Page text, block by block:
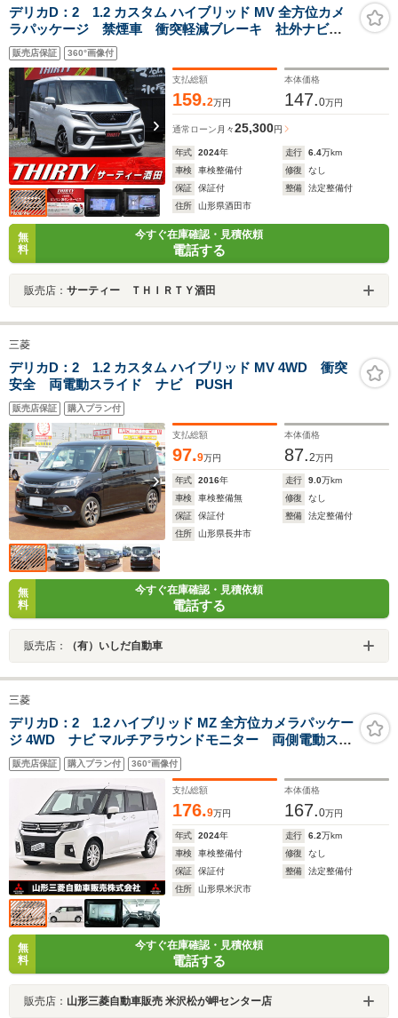
デリカD：2 1.2 カスタム ハイブリッド MV 全方位カメ
ラパッケージ 禁煙車 衝突軽減ブレーキ 社外ナビ
バックカメラ 全方位カメラ 両側パワースライドド
ア シートヒータ― ETC ヘッドアップディスプレ
イ LEDライト Bluetooth レーダークルーズ スマー
トキー
販売店保証 360°画像付
支払総額
159.2万円
本体価格
147.0万円
通常ローン 月々25,300円
年式 2024年 走行 6.4万km
車検
車検整備付 修復
なし
保証
保証付 整備
法定整備付
住所
山形県酒田市
無
料
今すぐ在庫確認・見積依頼
電話する
販売店： サーティー ＴＨＩＲＴＹ酒田
三菱
デリカD：2 1.2 カスタム ハイブリッド MV 4WD 衝突
安全 両電動スライド ナビ PUSH
販売店保証 購入プラン付
支払総額
97.9万円
本体価格
87.2万円
年式 2016年 走行 9.0万km
車検
車検整備無 修復
なし
保証
保証付 整備
法定整備付
住所
山形県長井市
無
料
今すぐ在庫確認・見積依頼
電話する
販売店： （有）いしだ自動車
三菱
デリカD：2 1.2 ハイブリッド MZ 全方位カメラパッケー
ジ 4WD ナビ マルチアラウンドモニター 両側電動スラ
イドドア 前席ウォークスルー 横滑り防止装置 シートヒー
ター ドライブレコーダー ETC
販売店保証 購入プラン付 360°画像付
支払総額
176.9万円
本体価格
167.0万円
年式 2024年 走行 6.2万km
車検
車検整備付 修復
なし
保証
保証付 整備
法定整備付
住所
山形県米沢市
無
料
今すぐ在庫確認・見積依頼
電話する
販売店： 山形三菱自動車販売 米沢松が岬センター店